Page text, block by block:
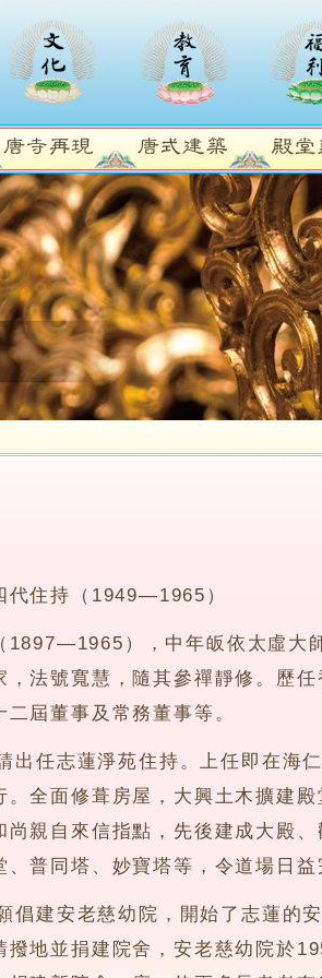
住持（1949—1965）
），中年皈依太虛大師
，法號寬慧，隨其參禪靜修。歷
屆董事及常務董事等。
任志蓮淨苑住持。上任即在海仁
。全面修葺房屋，大興土木擴建
尚親自來信指點，先後建成大殿、
普同塔、妙寶塔等，令道場日益
建安老慈幼院，開始了志蓮的安
撥地並捐建院舍，安老慈幼院於